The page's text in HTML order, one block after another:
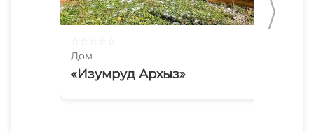
Дом
«Изумруд Архыз»